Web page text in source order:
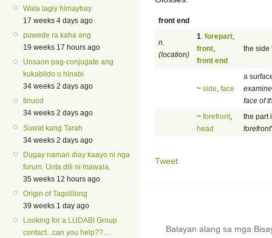
Wala lagiy himaybay
17 weeks 4 days ago
puwede ra kaha ang
19 weeks 17 hours ago
Unsaon pag-conjugate ang
kukabildo o hinabi
34 weeks 2 days ago
tinuod
34 weeks 2 days ago
Suwat kang Tarah
34 weeks 2 days ago
Dugay naman diay kaayo ni nga
forum. Unta dili ni mawala.
35 weeks 12 hours ago
Origin of Tagolilong
39 weeks 1 day ago
Looking for a LUDABI Group
contact...can you help??....
front end
n.
(location)
1 forepart
front
front end
the side
~ side face
a
face of
~ forefront,
head
the part
forefront
Tweet
Balayan alang sa mga